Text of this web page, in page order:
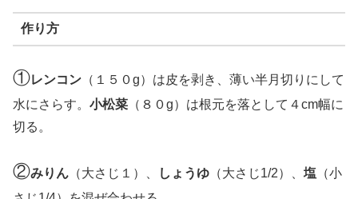
作り方
①レンコン （１５０g）は皮を剥き、薄い半月切りにして
水にさらす。 小松菜 （８０g）は根元を落として４cm幅に
切る。
②みりん （大さじ１）、 しょうゆ （大さじ1/2）、 塩 （小